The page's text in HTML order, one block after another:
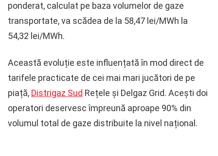
ponderat, calculat pe baza volumelor de gaze
transportate, va scădea de la 58,47 lei/MWh la
54,32 lei/MWh.
Această evoluție este influențată în mod direct de
tarifele practicate de cei mai mari jucători de pe
piață, Distrigaz Sud Rețele și Delgaz Grid. Acești doi
operatori deservesc împreună aproape 90% din
volumul total de gaze distribuite la nivel național.